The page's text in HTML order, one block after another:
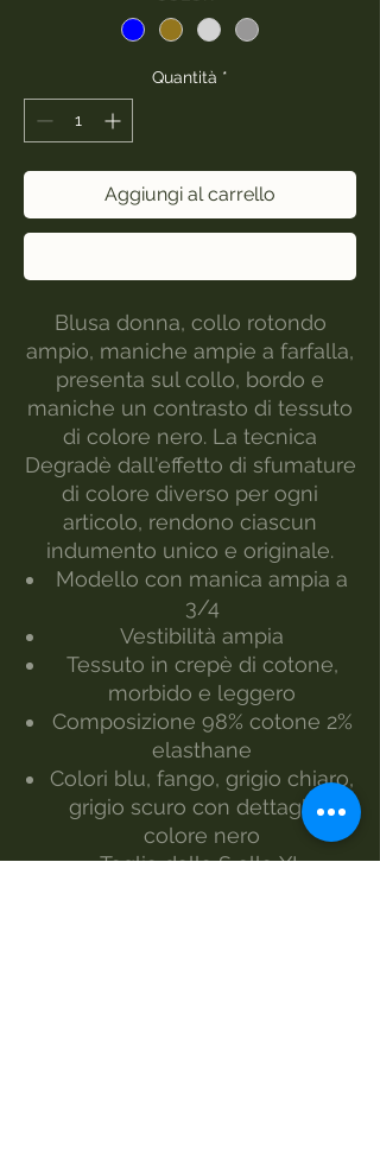
Quantità *
Aggiungi al carrello
Blusa donna, collo rotondo
ampio, maniche ampie a farfalla,
presenta sul collo, bordo e
maniche un contrasto di tessuto
di colore nero. La tecnica
Degradè dall'effetto di sfumature
di colore diverso per ogni
articolo, rendono ciascun
indumento unico e originale.
Modello con manica ampia a
3/4
Vestibilità ampia
Tessuto in crepè di cotone,
morbido e leggero
Composizione 98% cotone 2%
elasthane
Colori blu, fango, grigio chiaro,
grigio scuro con dettagli in
colore nero
Taglia dalla S alla XL